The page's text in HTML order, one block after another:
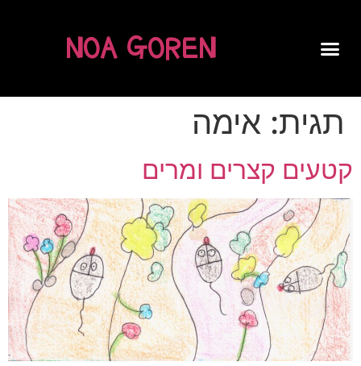
NOA GOREN
תגית: אימה
קטעים קצרים ומרים